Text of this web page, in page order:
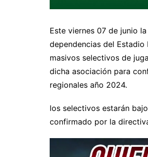
Este viernes 07 de junio
dependencias del Estadio
masivos selectivos de
dicha asociación para
regionales año 2024.
los selectivos estarán
confirmado por la